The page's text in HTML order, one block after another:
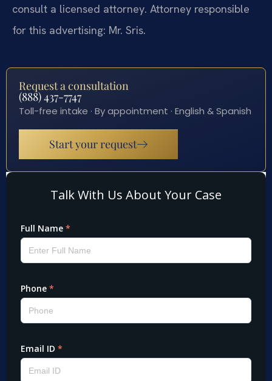
consult a licensed attorney. Attorney responsible
for this advertising: Mr. Sris.
Request a consultation
(888) 437-7747
Toll-free intake · By appointment · English & Spanish
Start your request